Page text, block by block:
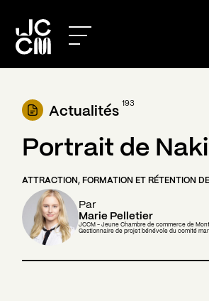
Actualités
193
Portrait de
ATTRACTION, FORMATION ET RÉTENTION
Par
Marie Pelletier
JCCM - Jeune Chambre de commerce de
Gestionnaire de projet bénévole du comité